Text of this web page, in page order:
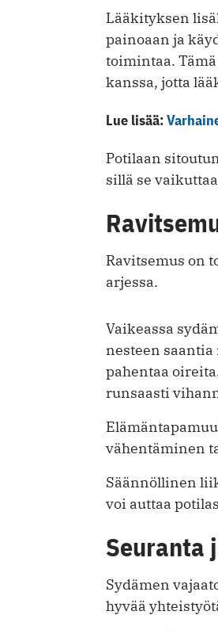
Lääkityksen
painoaan ja
toimintaa.
kanssa, jotta
Lue lisää:
Potilaan
sillä se
Ravitsemus on
arjessa.
Vaikeassa
nesteen
pahentaa
runsaasti
vähentäminen
Säännöllinen
voi auttaa
Seuranta
Sydämen
hyvää